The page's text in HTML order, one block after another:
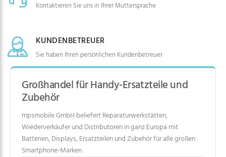
Kontaktieren Sie uns in Ihrer Muttersprache
KUNDENBETREUER
Sie haben Ihren persönlichen Kundenbetreuer
Großhandel für Handy-Ersatzteile und
Zubehör
mpsmobile GmbH beliefert Reparaturwerkstätten,
Wiederverkäufer und Distributoren in ganz Europa mit
Batterien, Displays, Ersatzteilen und Zubehör für alle großen
Smartphone-Marken.